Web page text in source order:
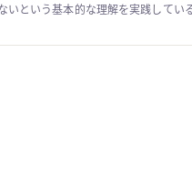
という基本的な理解を実践している